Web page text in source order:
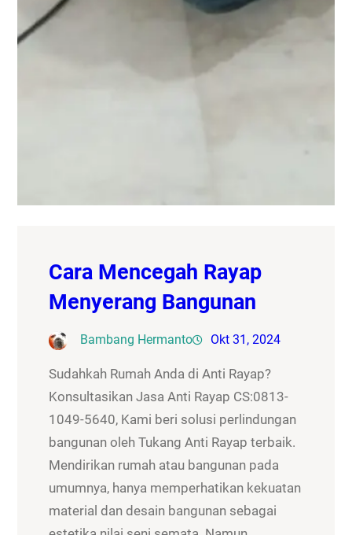
Cara Mencegah Rayap
Menyerang Bangunan
Bambang Hermanto Okt 31, 2024
Sudahkah Rumah Anda di Anti Rayap?
Konsultasikan Jasa Anti Rayap CS:0813-
1049-5640, Kami beri solusi perlindungan
bangunan oleh Tukang Anti Rayap terbaik.
Mendirikan rumah atau bangunan pada
umumnya, hanya memperhatikan kekuatan
material dan desain bangunan sebagai